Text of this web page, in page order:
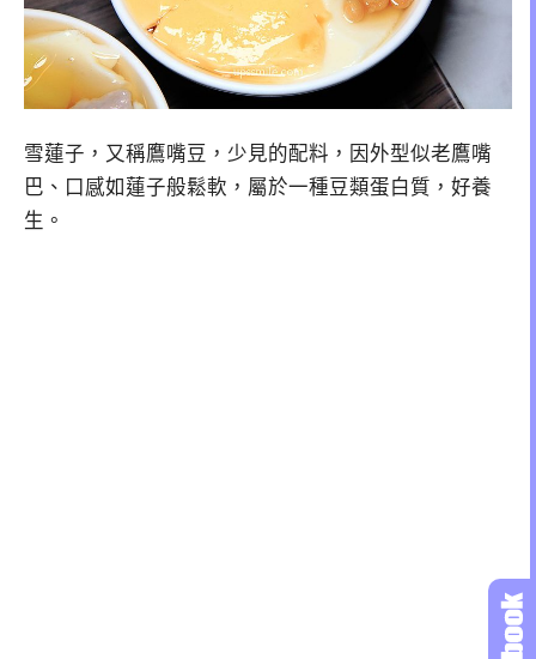
雪蓮子，又稱鷹嘴豆，少見的配料，因外型似老鷹嘴
巴、口感如蓮子般鬆軟，屬於一種豆類蛋白質，好養
生。